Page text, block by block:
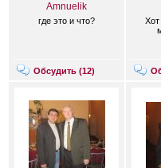
Amnuelik
где это и что?
Обсудить (12)
Хот